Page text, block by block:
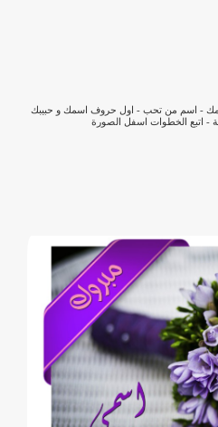
- اسم من تحب - اول حروف اسمك و حبيبك
- اتبع الخطوات اسفل الصورة